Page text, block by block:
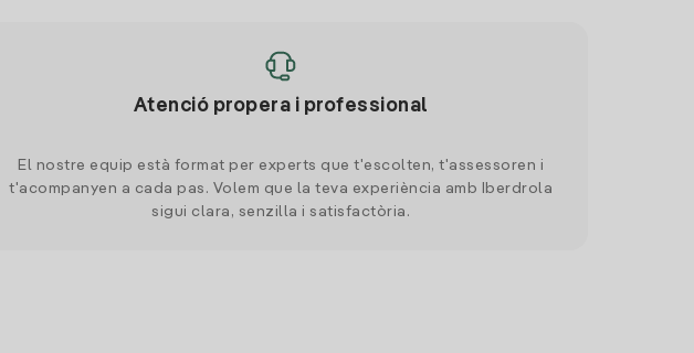
Atenció propera i professional
El nostre equip està format per experts que t'escolten, t'assessoren i
t'acompanyen a cada pas. Volem que la teva experiència amb Iberdrola
sigui clara, senzilla i satisfactòria.